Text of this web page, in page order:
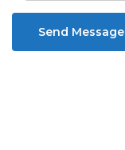
Send Message